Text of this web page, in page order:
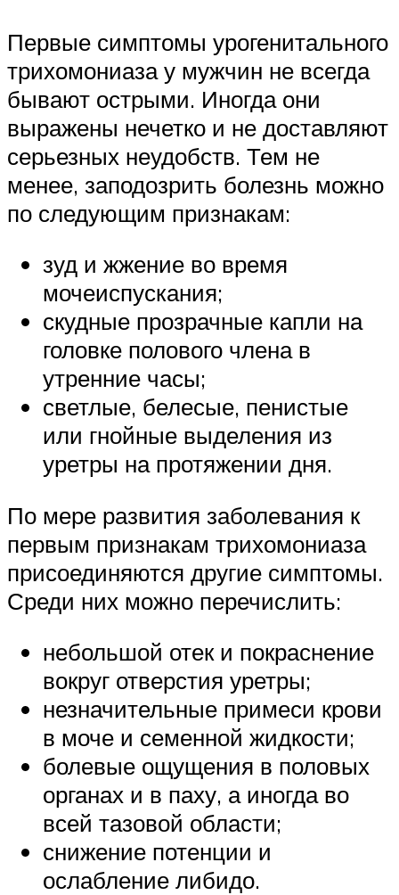
Первые симптомы урогенитального
трихомониаза у мужчин не всегда
бывают острыми. Иногда они
выражены нечетко и не доставляют
серьезных неудобств. Тем не
менее, заподозрить болезнь можно
по следующим признакам:
зуд и жжение во время
мочеиспускания;
скудные прозрачные капли на
головке полового члена в
утренние часы;
светлые, белесые, пенистые
или гнойные выделения из
уретры на протяжении дня.
По мере развития заболевания к
первым признакам трихомониаза
присоединяются другие симптомы.
Среди них можно перечислить:
небольшой отек и покраснение
вокруг отверстия уретры;
незначительные примеси крови
в моче и семенной жидкости;
болевые ощущения в половых
органах и в паху, а иногда во
всей тазовой области;
снижение потенции и
ослабление либидо.